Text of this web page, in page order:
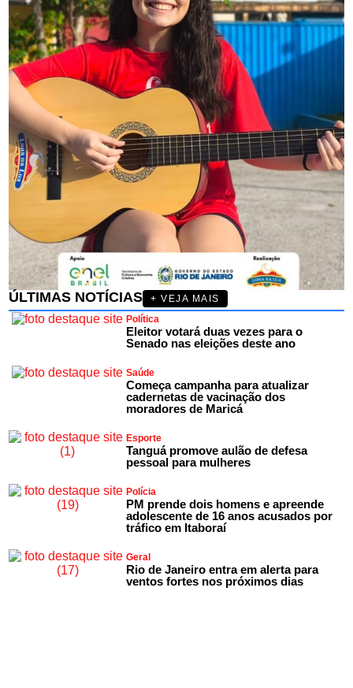
ÚLTIMAS NOTÍCIAS
+ VEJA MAIS
Política
Eleitor votará duas vezes para o
Senado nas eleições deste ano
Saúde
Começa campanha para atualizar
cadernetas de vacinação dos
moradores de Maricá
Esporte
Tanguá promove aulão de defesa
pessoal para mulheres
Polícia
PM prende dois homens e apreende
adolescente de 16 anos acusados por
tráfico em Itaboraí
Geral
Rio de Janeiro entra em alerta para
ventos fortes nos próximos dias